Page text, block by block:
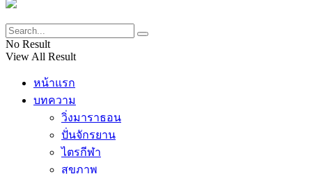
No Result
View All Result
หน้าแรก
บทความ
วิ่งมาราธอน
ปั่นจักรยาน
ไตรกีฬา
สุขภาพ